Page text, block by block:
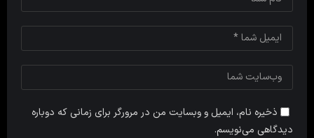
ذخیره نام، ایمیل و وبسایت من در مرورگر برای زمانی که دوباره
دیدگاهی می‌نویسم.